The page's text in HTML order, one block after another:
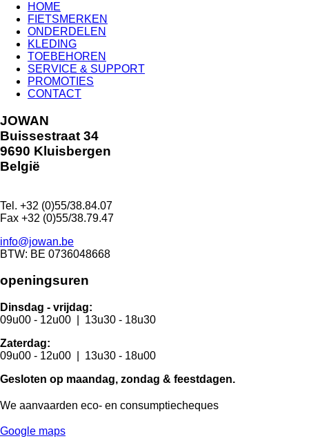
HOME
FIETSMERKEN
ONDERDELEN
KLEDING
TOEBEHOREN
SERVICE & SUPPORT
PROMOTIES
CONTACT
JOWAN
Buissestraat 34
9690 Kluisbergen
België
Tel. +32 (0)55/38.84.07
Fax +32 (0)55/38.79.47
info@jowan.be
BTW: BE 0736048668
openingsuren
Dinsdag - vrijdag:
09u00 - 12u00 | 13u30 - 18u30
Zaterdag:
09u00 - 12u00 | 13u30 - 18u00
Gesloten op maandag, zondag & feestdagen.
We aanvaarden eco- en consumptiecheques
Google maps